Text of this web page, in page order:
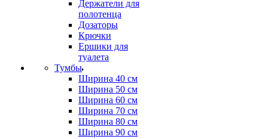
Держатели для
полотенца
Дозаторы
Крючки
Ершики для
туалета
Тумбы
Ширина 40 см
Ширина 50 см
Ширина 60 см
Ширина 70 см
Ширина 80 см
Ширина 90 см